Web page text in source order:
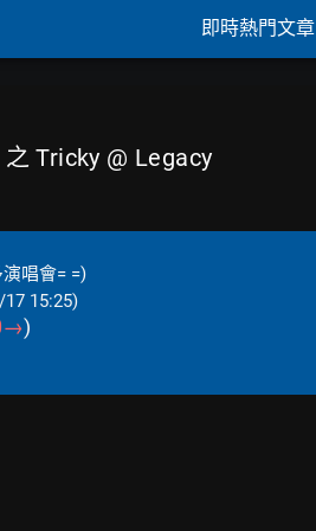
即時熱門文章
Tricky @ Legacy
唱會= =)
15:25)
→)